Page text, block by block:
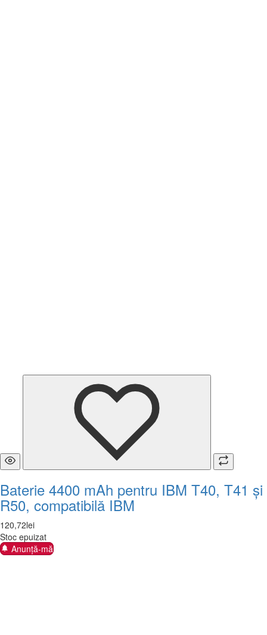
Baterie 4400 mAh pentru IBM T40, T41 și
R50, compatibilă IBM
120,72lei
Stoc epuizat
Anunță-mă